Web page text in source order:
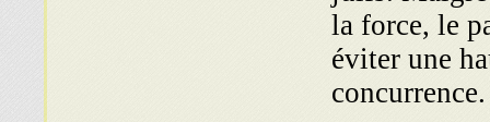
la force, le
éviter une
concurrence.